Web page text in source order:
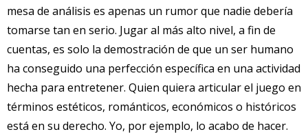
mesa de análisis es apenas un rumor que nadie debería
tomarse tan en serio. Jugar al más alto nivel, a fin de
cuentas, es solo la demostración de que un ser humano
ha conseguido una perfección específica en una actividad
hecha para entretener. Quien quiera articular el juego en
términos estéticos, románticos, económicos o históricos
está en su derecho. Yo, por ejemplo, lo acabo de hacer.